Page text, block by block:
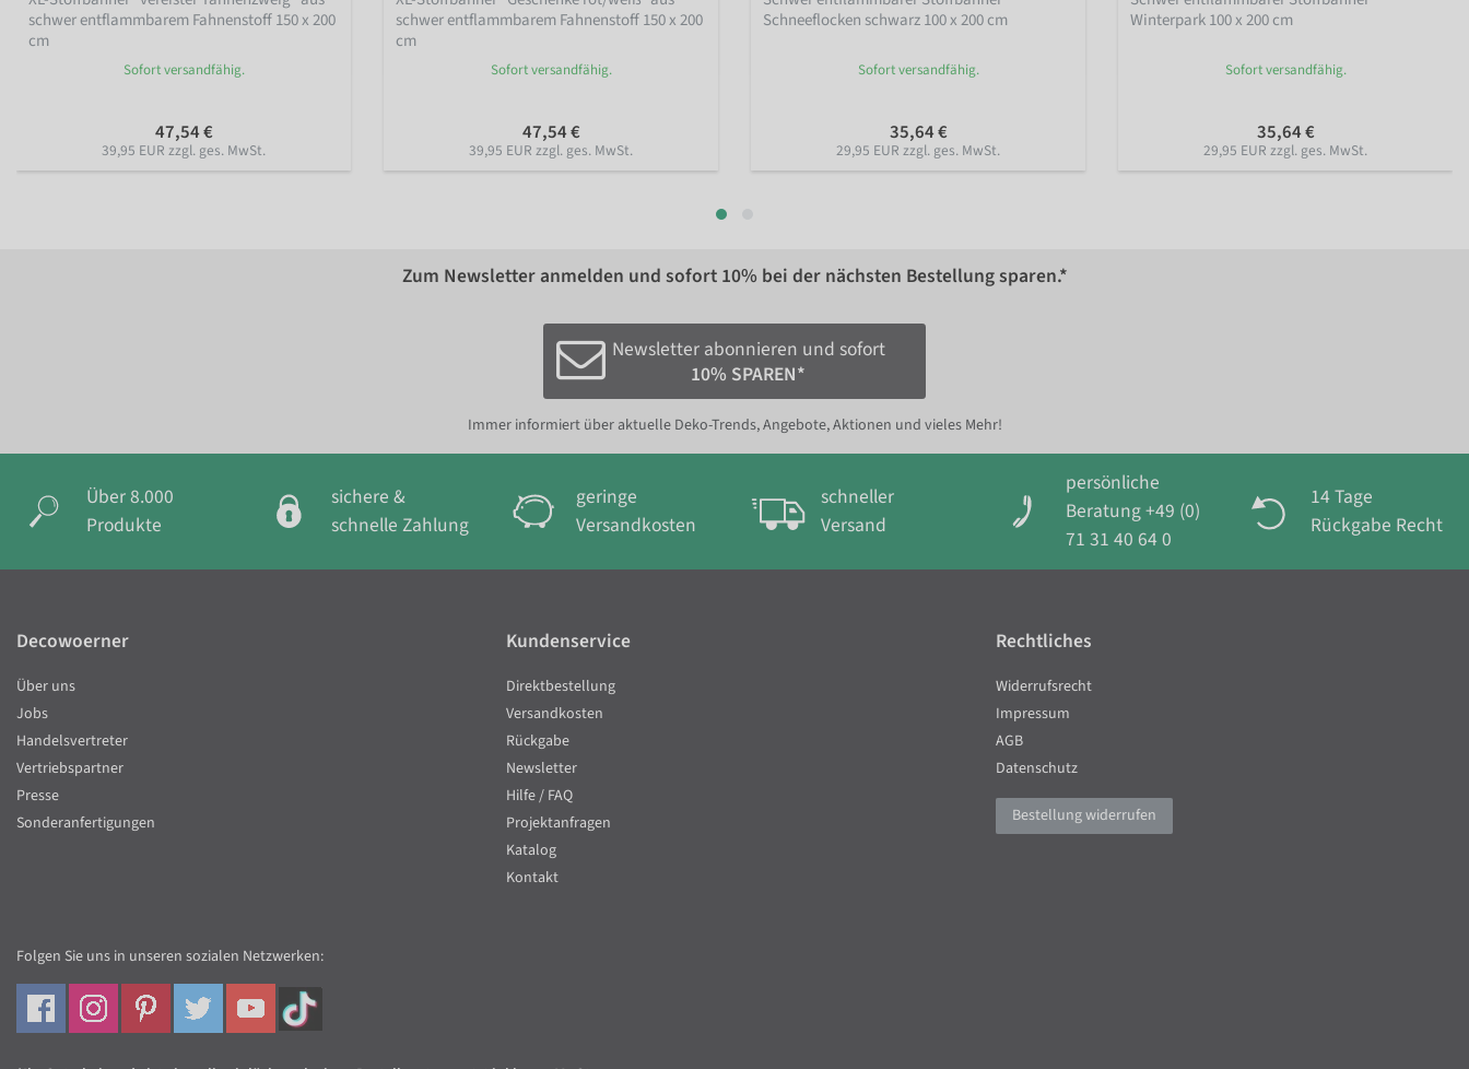
schwer entflammbarem Fahnenstoff 150 x 200
cm
Sofort versandfähig.
47,54 €
39,95 EUR zzgl. ges. MwSt.
schwer entflammbarem Fahnenstoff 150 x 200
cm
Sofort versandfähig.
47,54 €
39,95 EUR zzgl. ges. MwSt.
Schneeflocken schwarz 100 x 200 cm
Sofort versandfähig.
35,64 €
29,95 EUR zzgl. ges. MwSt.
Winterpark 100 x 200 cm
Sofort versandfähig.
35,64 €
29,95 EUR zzgl. ges. MwSt.
Zum Newsletter anmelden und sofort 10% bei der nächsten Bestellung sparen.*
Newsletter abonnieren und sofort
10% SPAREN*
Immer informiert über aktuelle Deko-Trends, Angebote, Aktionen und vieles Mehr!
Über 8.000
Produkte
sichere &
schnelle Zahlung
geringe
Versandkosten
schneller
Versand
persönliche
Beratung +49 (0)
71 31 40 64 0
14 Tage
Rückgabe Recht
Decowoerner
Über uns
Jobs
Handelsvertreter
Vertriebspartner
Presse
Sonderanfertigungen
Kundenservice
Direktbestellung
Versandkosten
Rückgabe
Newsletter
Hilfe / FAQ
Projektanfragen
Katalog
Kontakt
Rechtliches
Widerrufsrecht
Impressum
AGB
Datenschutz
Bestellung widerrufen
Folgen Sie uns in unseren sozialen Netzwerken: